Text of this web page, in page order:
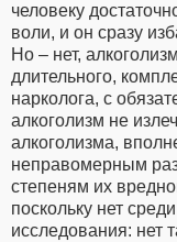
человеку
воли, и он сразу
Но – нет,
длительного,
нарколога, с
алкоголизм не
алкоголизма,
неправомерным
степеням их
поскольку нет
исследования: нет